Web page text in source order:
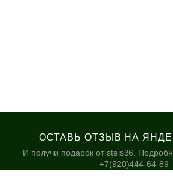
ОСТАВЬ ОТЗЫВ НА
И получи подарок от stels36.
+7(920)444-64-89